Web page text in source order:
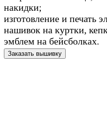
накидки;
изготовление и печать
нашивок на куртки,
эмблем на бейсболках.
Заказать вышивку